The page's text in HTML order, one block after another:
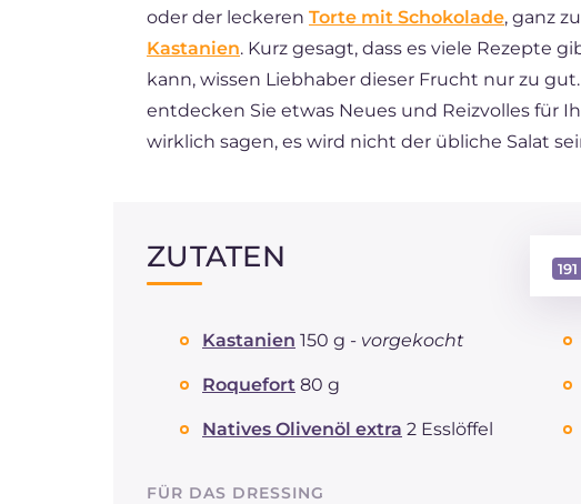
oder der leckeren Torte mit Schokolade, ganz
Kastanien. Kurz gesagt, dass es viele Rezepte
kann, wissen Liebhaber dieser Frucht nur zu
entdecken Sie etwas Neues und Reizvolles für
wirklich sagen, es wird nicht der übliche Salat
ZUTATEN 191
Kastanien 150 g - vorgekocht
Roquefort 80 g
Natives Olivenöl extra 2 Esslöffel
FÜR DAS DRESSING